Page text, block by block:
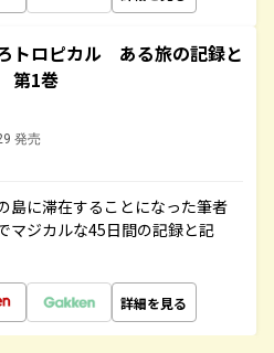
トロピカル ある旅の記録と
第1巻
発売
島に滞在することになった筆者
マジカルな45日間の記録と記
詳細を見る